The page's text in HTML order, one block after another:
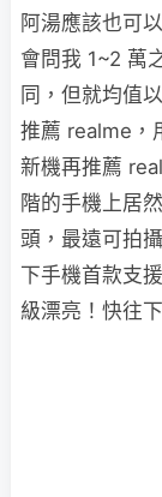
阿湯應該也可
會問我 1~2 萬
同，但就均值
推薦 realme，
新機再推薦
階的手機上居
頭，最遠可拍
下手機首款支
級漂亮！快往